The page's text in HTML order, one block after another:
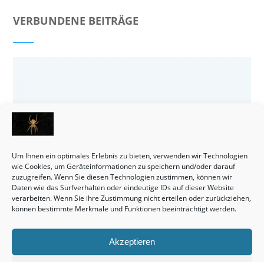
Um Ihnen ein optimales Erlebnis zu bieten, verwenden wir Technologien
wie Cookies, um Geräteinformationen zu speichern und/oder darauf
zuzugreifen. Wenn Sie diesen Technologien zustimmen, können wir
Daten wie das Surfverhalten oder eindeutige IDs auf dieser Website
verarbeiten. Wenn Sie ihre Zustimmung nicht erteilen oder zurückziehen,
können bestimmte Merkmale und Funktionen beeinträchtigt werden.
Akzeptieren
VERBUNDENE BEITRÄGE